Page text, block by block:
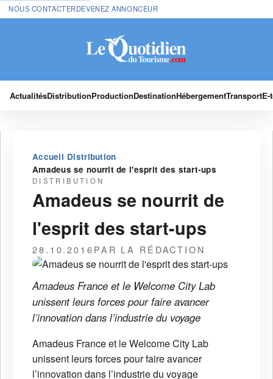
NOUS CONTACTERDEVENEZ ANNONCEUR
ActualitésDistributionProductionDestinationHébergementTransport
Accueil›Distribution›
Amadeus se nourrit de l'esprit des start-ups
DISTRIBUTION
Amadeus se nourrit de
l'esprit des start-ups
28.10.2016PAR LA RÉDACTION
Amadeus France et le Welcome City Lab
unissent leurs forces pour faire avancer
l’innovation dans l’industrie du voyage
Amadeus France et le Welcome City Lab
unissent leurs forces pour faire avancer
l’innovation dans l’industrie du voyage